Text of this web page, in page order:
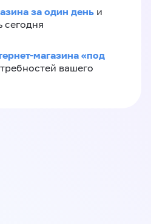
за один день и
сегодня
магазина «под
вашего